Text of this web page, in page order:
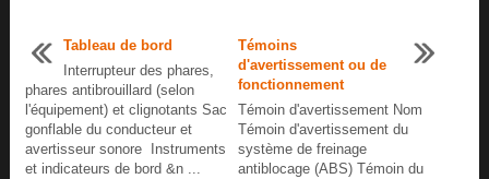
Tableau de bord
Interrupteur des phares,
phares antibrouillard (selon
l'équipement) et clignotants Sac
gonflable du conducteur et
avertisseur sonore Instruments
et indicateurs de bord &n ...
Témoins
d'avertissement ou de
fonctionnement
Témoin d'avertissement Nom
Témoin d'avertissement du
système de freinage
antiblocage (ABS) Témoin du